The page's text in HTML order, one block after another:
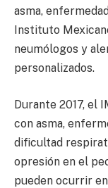
asma,
Instituto
neumólogos y
personalizados.
Durante 2017, el
con asma,
dificultad
opresión en el
pueden ocurrir